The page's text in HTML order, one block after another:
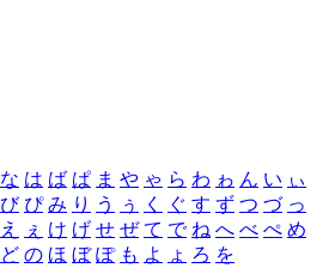
な は ば ぱ ま や ゃ ら わ ゎ ん い ぃ
び ぴ み り う ぅ く ぐ す ず つ づ っ
え ぇ け げ せ ぜ て で ね へ べ ぺ め
ど の ほ ぼ ぽ も よ ょ ろ を